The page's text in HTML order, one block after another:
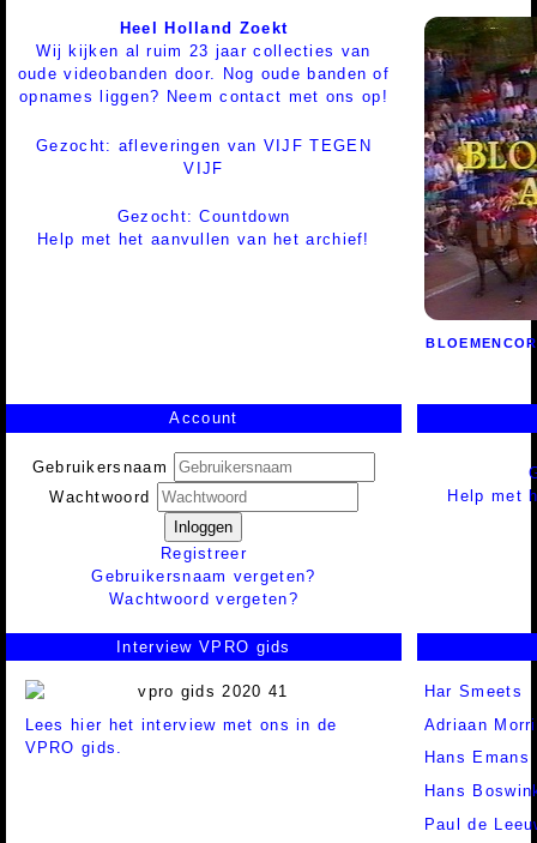
Heel Holland Zoekt
Wij kijken al ruim 23 jaar collecties van
oude videobanden door. Nog oude banden of
opnames liggen? Neem contact met ons op!
Gezocht: afleveringen van VIJF TEGEN
VIJF
Gezocht: Countdown
Help met het aanvullen van het archief!
Account
Gebruikersnaam
Wachtwoord
Inloggen
Registreer
Gebruikersnaam vergeten?
Wachtwoord vergeten?
Help met
Interview VPRO gids
Lees hier het interview met ons in de
VPRO gids.
Har Smeets
Adriaan
Hans Emans
Hans
Paul de